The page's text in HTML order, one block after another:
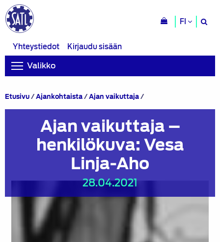
FI
Yhteystiedot
Kirjaudu sisään
Valikko
Etusivu/Ajankohtaista/Ajan vaikuttaja/Ajan
henkilökuva:
Vesa
Linja-
Aho
Ajan vaikuttaja –
henkilökuva: Vesa
Linja-Aho
28.04.2021